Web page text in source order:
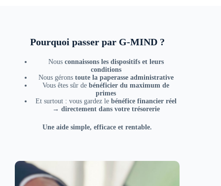
Pourquoi passer par G-MIND ?
Nous connaissons les dispositifs et leurs
conditions
Nous gérons toute la paperasse administrative
Vous êtes sûr debénéficier du maximum de
primes
Et surtout : vous gardez le bénéfice financier réel
→ directement dans votre trésorerie
Une aide simple, efficace et rentable.